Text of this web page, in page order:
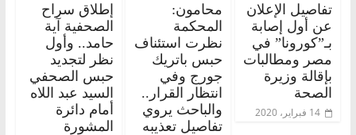
تفاصيل الإعلان
عن أول إصابة
بـ”كورونا” في
مصر ومطالبات
بإقالة وزيرة
الصحة
14 فبراير، 2020
محامون:
المحكمة
نظرت استئناف
حبس باتريك
جورج وفي
انتظار القرار..
والباحث يروي
تفاصيل تعذيبه
إطلاق سراح
الصحفية آية
حامد.. وأول
نظر لتجديد
حبس الصحفي
السيد عبد اللاه
أمام دائرة
المشورة